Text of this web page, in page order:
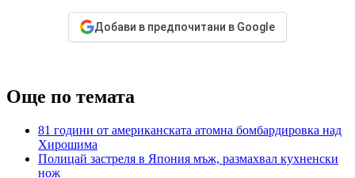
Добави в предпочитани в Google
Още по темата
81 години от американската атомна бомбардировка над
Хирошима
Полицай застреля в Япония мъж, размахвал кухненски
нож